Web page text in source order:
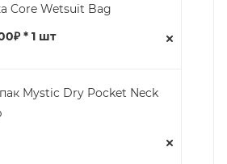
Core Wetsuit Bag
* 1 шт
Mystic Dry Pocket Neck